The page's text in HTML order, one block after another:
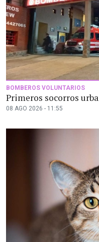
BOMBEROS VOLUNTARIOS
Primeros socorros
08 AGO 2026 - 11:55